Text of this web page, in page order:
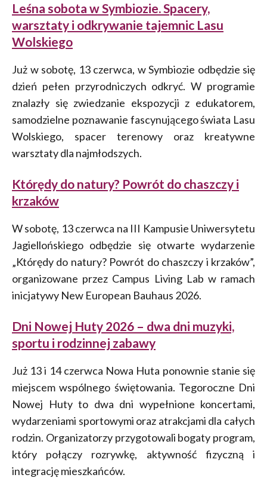
Leśna sobota w Symbiozie. Spacery,
warsztaty i odkrywanie tajemnic Lasu
Wolskiego
Już w sobotę, 13 czerwca, w Symbiozie odbędzie się
dzień pełen przyrodniczych odkryć. W programie
znalazły się zwiedzanie ekspozycji z edukatorem,
samodzielne poznawanie fascynującego świata Lasu
Wolskiego, spacer terenowy oraz kreatywne
warsztaty dla najmłodszych.
Którędy do natury? Powrót do chaszczy i
krzaków
W sobotę, 13 czerwca na III Kampusie Uniwersytetu
Jagiellońskiego odbędzie się otwarte wydarzenie
„Którędy do natury? Powrót do chaszczy i krzaków”,
organizowane przez Campus Living Lab w ramach
inicjatywy New European Bauhaus 2026.
Dni Nowej Huty 2026 – dwa dni muzyki,
sportu i rodzinnej zabawy
Już 13 i 14 czerwca Nowa Huta ponownie stanie się
miejscem wspólnego świętowania. Tegoroczne Dni
Nowej Huty to dwa dni wypełnione koncertami,
wydarzeniami sportowymi oraz atrakcjami dla całych
rodzin. Organizatorzy przygotowali bogaty program,
który połączy rozrywkę, aktywność fizyczną i
integrację mieszkańców.